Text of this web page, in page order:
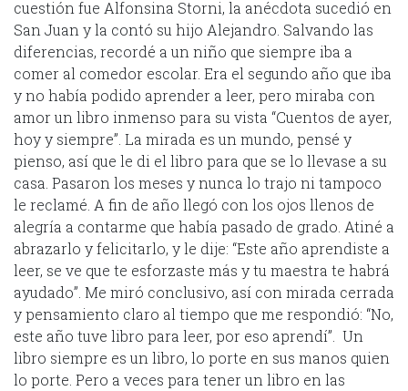
cuestión fue Alfonsina Storni, la anécdota sucedió en
San Juan y la contó su hijo Alejandro. Salvando las
diferencias, recordé a un niño que siempre iba a
comer al comedor escolar. Era el segundo año que iba
y no había podido aprender a leer, pero miraba con
amor un libro inmenso para su vista “Cuentos de ayer,
hoy y siempre”. La mirada es un mundo, pensé y
pienso, así que le di el libro para que se lo llevase a su
casa. Pasaron los meses y nunca lo trajo ni tampoco
le reclamé. A fin de año llegó con los ojos llenos de
alegría a contarme que había pasado de grado. Atiné a
abrazarlo y felicitarlo, y le dije: “Este año aprendiste a
leer, se ve que te esforzaste más y tu maestra te habrá
ayudado”. Me miró conclusivo, así con mirada cerrada
y pensamiento claro al tiempo que me respondió: “No,
este año tuve libro para leer, por eso aprendí”. Un
libro siempre es un libro, lo porte en sus manos quien
lo porte. Pero a veces para tener un libro en las